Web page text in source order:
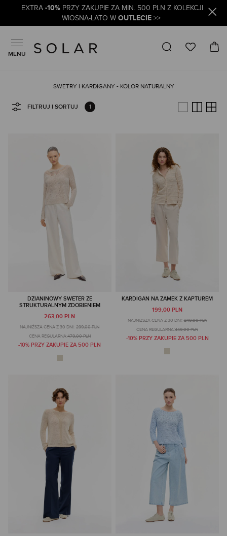
EXTRA -10% PRZY ZAKUPIE ZA MIN. 500 PLN Z KOLEKCJI
WIOSNA-LATO W OUTLECIE>>
MENU
SWETRY I KARDIGANY - KOLOR NATURALNY
FILTRUJ I SORTUJ 1
DZIANINOWY SWETER ZE
STRUKTURALNYM ZDOBIENIEM
263,00 PLN
NAJNIŻSZA CENA Z 30 DNI: 299,00 PLN
CENA REGULARNA:479,00 PLN
-10% PRZY ZAKUPIE ZA 500 PLN
KARDIGAN NA ZAMEK Z KAPTUREM
199,00 PLN
NAJNIŻSZA CENA Z 30 DNI: 249,00 PLN
CENA REGULARNA:449,00 PLN
-10% PRZY ZAKUPIE ZA 500 PLN